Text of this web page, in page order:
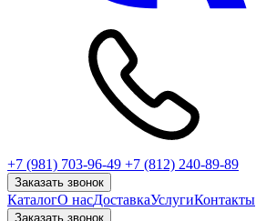
+7 (981) 703-96-49 +7 (812) 240-89-89
Заказать звонок
КаталогО насДоставкаУслугиКонтакты
Заказать звонок